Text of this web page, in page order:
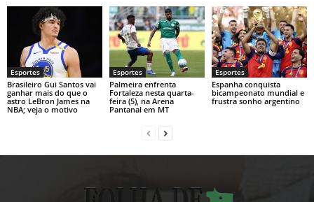
Esportes
Brasileiro Gui Santos vai
ganhar mais do que o
astro LeBron James na
NBA; veja o motivo
Esportes
Palmeira enfrenta
Fortaleza nesta quarta-
feira (5), na Arena
Pantanal em MT
Esportes
Espanha conquista
bicampeonato mundial e
frustra sonho argentino